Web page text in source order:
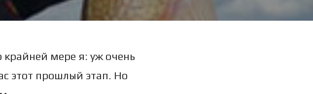
крайней мере я: уж очень
этот прошлый этап. Но